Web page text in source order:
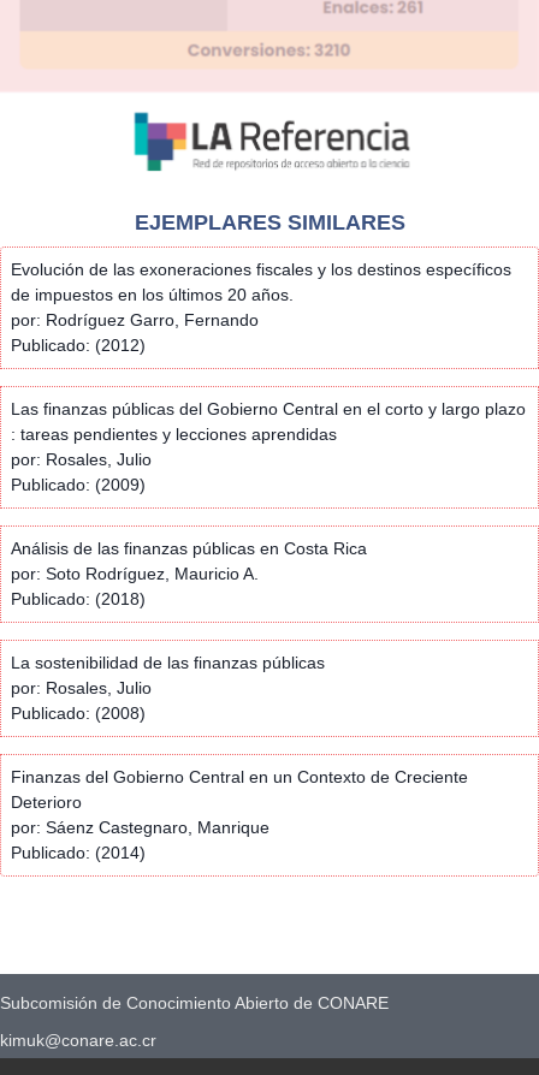
EJEMPLARES SIMILARES
Evolución de las exoneraciones fiscales y los destinos específicos
de impuestos en los últimos 20 años.
por: Rodríguez Garro, Fernando
Publicado: (2012)
Las finanzas públicas del Gobierno Central en el corto y largo plazo
: tareas pendientes y lecciones aprendidas
por: Rosales, Julio
Publicado: (2009)
Análisis de las finanzas públicas en Costa Rica
por: Soto Rodríguez, Mauricio A.
Publicado: (2018)
La sostenibilidad de las finanzas públicas
por: Rosales, Julio
Publicado: (2008)
Finanzas del Gobierno Central en un Contexto de Creciente
Deterioro
por: Sáenz Castegnaro, Manrique
Publicado: (2014)
Subcomisión de Conocimiento Abierto de CONARE
kimuk@conare.ac.cr